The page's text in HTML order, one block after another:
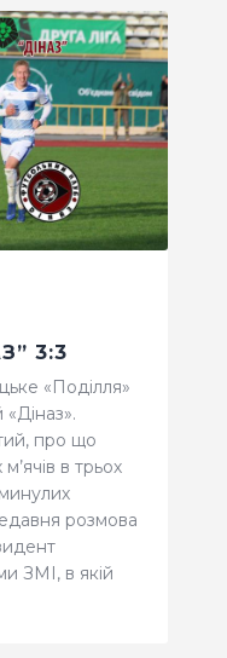
3:3
«Поділля»
про що
в трьох
розмова
ЗМІ, в якій